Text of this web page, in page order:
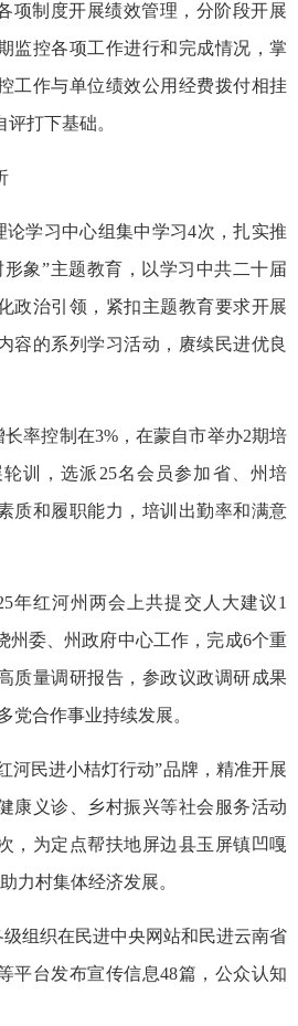
项制度开展绩效管理，分阶段开展
监控各项工作进行和完成情况，掌
工作与单位绩效公用经费拨付相挂
打下基础。
论学习中心组集中学习4次，扎实推
象”主题教育，以学习中共二十届
政治引领，紧扣主题教育要求开展
容的系列学习活动，赓续民进优良
率控制在3%，在蒙自市举办2期培
训，选派25名会员参加省、州培
质和履职能力，培训出勤率和满意
年红河州两会上共提交人大建议1
州委、州政府中心工作，完成6个重
质量调研报告，参政议政调研成果
党合作事业持续发展。
河民进小桔灯行动”品牌，精准开展
康义诊、乡村振兴等社会服务活动
，为定点帮扶地屏边县玉屏镇凹嘎
力村集体经济发展。
组织在民进中央网站和民进云南省
平台发布宣传信息48篇，公众认知